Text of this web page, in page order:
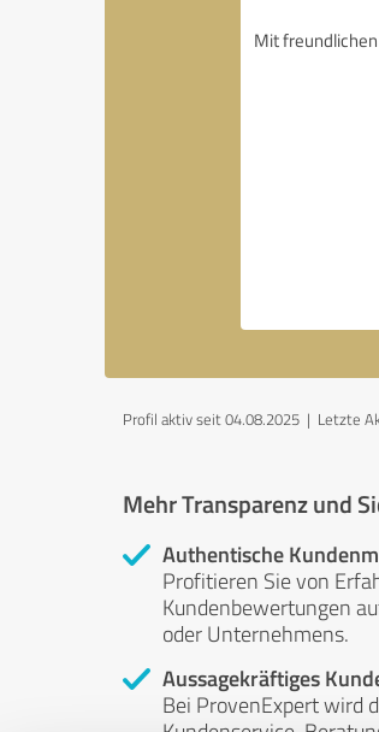
Profil aktiv seit 04.08.2025 | Letzte
Mehr Transparenz und
Authentische
Profitieren Sie von
Kundenbewertungen
oder Unternehmens.
Aussagekräftiges
Bei ProvenExpert wird